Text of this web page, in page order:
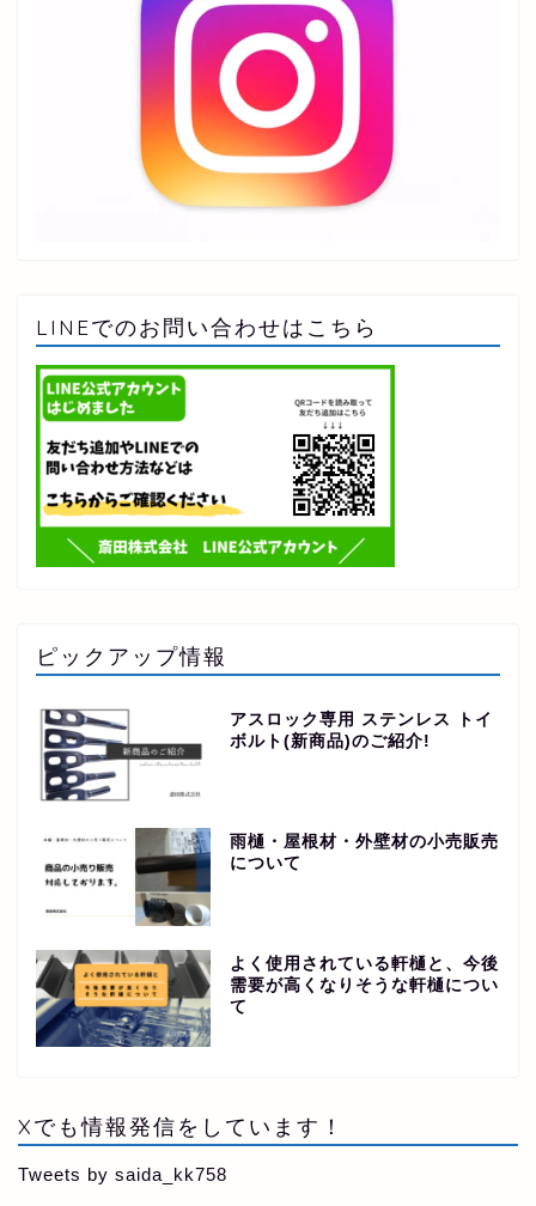
LINEでのお問い合わせはこちら
ピックアップ情報
アスロック専用 ステンレス トイ
ボルト(新商品)のご紹介!
雨樋・屋根材・外壁材の小売販売
について
よく使用されている軒樋と、今後
需要が高くなりそうな軒樋につい
て
Xでも情報発信をしています！
Tweets by saida_kk758